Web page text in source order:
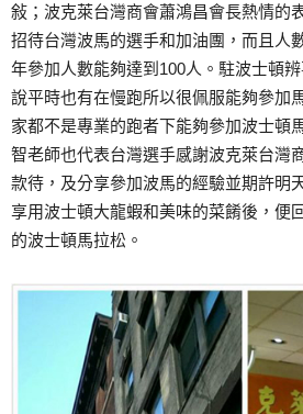
敍；波克萊台灣商會蕭鴻昌會長熱情的
招待台灣波馬的選手和加油團，而且人
年參加人數能夠達到100人。駐波士頓
說平時也有在慢跑所以很佩服能夠參加
家都不是專業的跑者下能夠參加波士頓
智老師也代表台灣選手感謝波克萊台灣
款待，及分享參加波馬的經驗並期許明
享用波士頓大龍蝦和美味的菜餚後，便
的波士頓馬拉松。